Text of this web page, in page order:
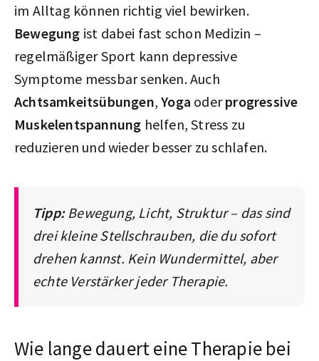
im Alltag können richtig viel bewirken.
Bewegung ist dabei fast schon Medizin –
regelmäßiger Sport kann depressive
Symptome messbar senken. Auch
Achtsamkeitsübungen,Yoga oderprogressive
Muskelentspannung helfen, Stress zu
reduzieren und wieder besser zu schlafen.
Tipp:Bewegung, Licht, Struktur – das sind
drei kleine Stellschrauben, die du sofort
drehen kannst. Kein Wundermittel, aber
echte Verstärker jeder Therapie.
Wie lange dauert eine Therapie bei